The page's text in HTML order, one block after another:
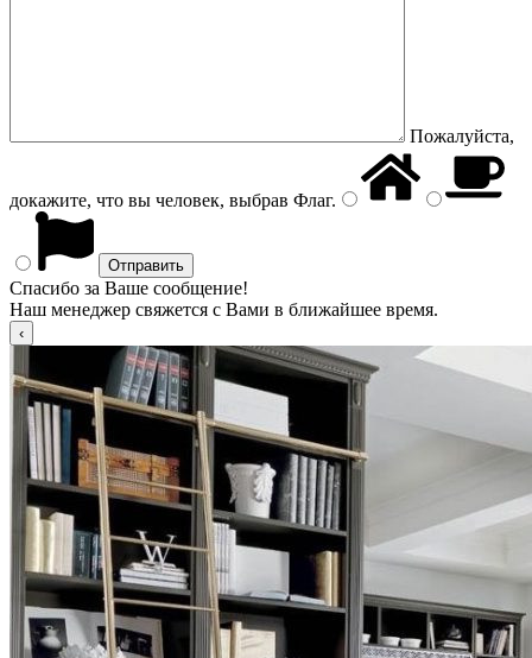
Пожалуйста,
докажите, что вы человек, выбрав Флаг.
Спасибо за Ваше сообщение!
Наш менеджер свяжется с Вами в ближайшее время.